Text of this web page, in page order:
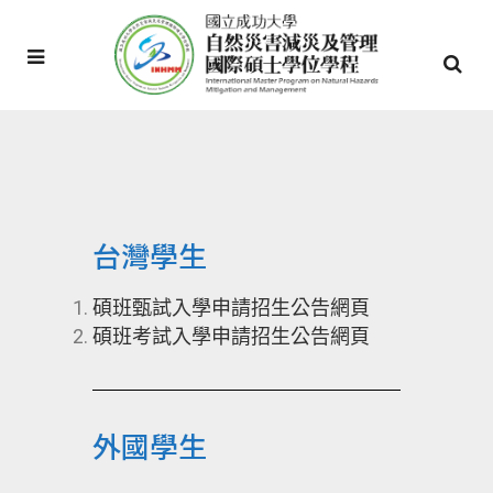
台灣學生
碩班甄試入學申請招生公告網頁
碩班考試入學申請招生公告網頁
外國學生